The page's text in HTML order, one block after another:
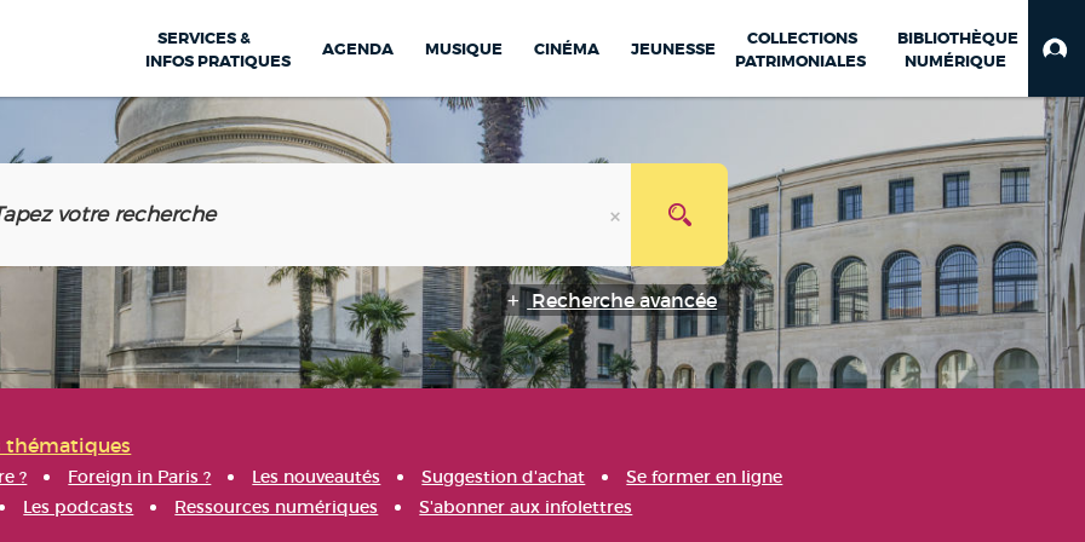
SERVICES &
INFOS PRATIQUES
AGENDA MUSIQUE CINÉMA JEUNESSE
COLLECTIONS
PATRIMONIALES
BIBLIOTHÈQUE
NUMÉRIQUE
Recherche avancée
thématiques
? Foreign in Paris ? Les nouveautés Suggestion d'achat
Se former en ligne
Les podcasts Ressources numériques S'abonner aux infolettres